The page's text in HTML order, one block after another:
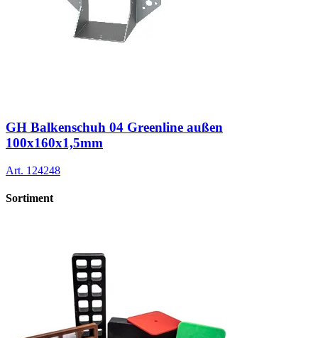
GH Balkenschuh 04 Greenline außen
100x160x1,5mm
Art. 124248
Sortiment